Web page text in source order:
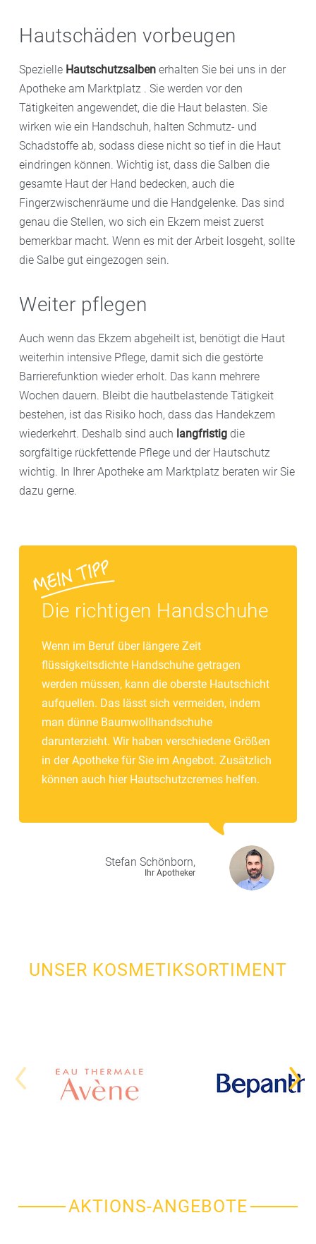
Hautschäden vorbeugen
Spezielle Hautschutzsalben erhalten Sie bei uns in der
Apotheke am Marktplatz . Sie werden vor den
Tätigkeiten angewendet, die die Haut belasten. Sie
wirken wie ein Handschuh, halten Schmutz- und
Schadstoffe ab, sodass diese nicht so tief in die Haut
eindringen können. Wichtig ist, dass die Salben die
gesamte Haut der Hand bedecken, auch die
Fingerzwischenräume und die Handgelenke. Das sind
genau die Stellen, wo sich ein Ekzem meist zuerst
bemerkbar macht. Wenn es mit der Arbeit losgeht, sollte
die Salbe gut eingezogen sein.
Weiter pflegen
Auch wenn das Ekzem abgeheilt ist, benötigt die Haut
weiterhin intensive Pflege, damit sich die gestörte
Barrierefunktion wieder erholt. Das kann mehrere
Wochen dauern. Bleibt die hautbelastende Tätigkeit
bestehen, ist das Risiko hoch, dass das Handekzem
wiederkehrt. Deshalb sind auch langfristig die
sorgfältige rückfettende Pflege und der Hautschutz
wichtig. In Ihrer Apotheke am Marktplatz beraten wir Sie
dazu gerne.
Die richtigen Handschuhe
Wenn im Beruf über längere Zeit
flüssigkeitsdichte Handschuhe getragen
werden müssen, kann die oberste Hautschicht
aufquellen. Das lässt sich vermeiden, indem
man dünne Baumwollhandschuhe
darunterzieht. Wir haben verschiedene Größen
in der Apotheke für Sie im Angebot. Zusätzlich
können auch hier Hautschutzcremes helfen.
Stefan Schönborn,
Ihr Apotheker
UNSER KOSMETIKSORTIMENT
AKTIONS-ANGEBOTE